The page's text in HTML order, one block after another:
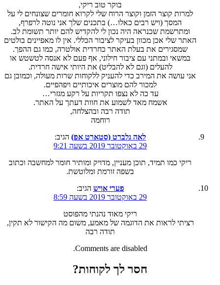
בוקר טוב ריקי,
למרות קוצר הזמן וקוצר הרוח שלי לקרוא חומרים שצונחים לי על
המסך (ויש רבים כאלו…) בתכנים שלך אני נוטה לרפרף,
ומתרשמת שכנראה היה נכון לי להקדיש להם יותר תשומת לב.
האתר שלי אכן מכוון בעיקר לציבור הכללי. אין לו מאפיינים בולטים
שמסגירים את בעלת האתר כחרדית אולטרה, כמו גם ההפך.
במשאי ובמתני עם ציבור חילוני, אף פעם לא אנסה לטשטש או
להעלים (וגם לא להבליט) את היותי אישה חרדית.
אני עושה את המירב כדי להעניק ללקוחות שרות מעולה, וכמובן גם
למכור להם מוצרים איכותיים ויפהפיים.
עד כה לא נצפו תקריות על רקע מגזרי…
אשמח מאד לשמוע את חוות דעתך על האתר.
תודה רבה ובהצלחה,
רוחמה
לאה גלברט (סטארט אפ) הגיב:
29 באוקטובר 2019 בשעה 9:21
ריקי כמו תמיד, תוכן מעניין, מדויק ומותיר חומר למחשבה וכתוב
בשפה זורמת ומלוטשת.
פערי אויש הגיב:
29 באוקטובר 2019 בשעה 8:59
ריקי מאוד נהנתי מהפוסט
רציתי לראות את הדוגמה של מאמע, משום מה הקישור לא תקין,
תודה רבה
Comments are disabled.
חסר לך לקוחות?